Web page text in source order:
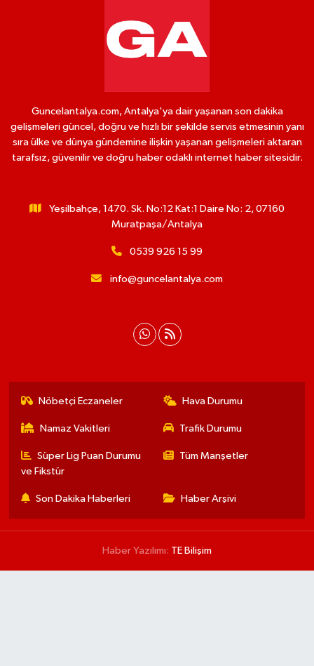
Guncelantalya.com, Antalya'ya dair yaşanan son dakika
gelişmeleri güncel, doğru ve hızlı bir şekilde servis etmesinin yanı
sıra ülke ve dünya gündemine ilişkin yaşanan gelişmeleri aktaran
tarafsız, güvenilir ve doğru haber odaklı internet haber sitesidir.
Yeşilbahçe, 1470. Sk. No:12 Kat:1 Daire No: 2, 07160
Muratpaşa/Antalya
0539 926 15 99
info@guncelantalya.com
Nöbetçi Eczaneler Hava Durumu
Namaz Vakitleri Trafik Durumu
Süper Lig Puan Durumu
ve Fikstür
Tüm Manşetler
Son Dakika Haberleri Haber Arşivi
Haber Yazılımı: TE Bilişim